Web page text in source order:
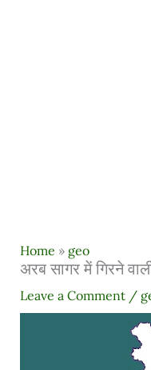
Home » geo
अरब सागर में गिरने
Leave a Comment /